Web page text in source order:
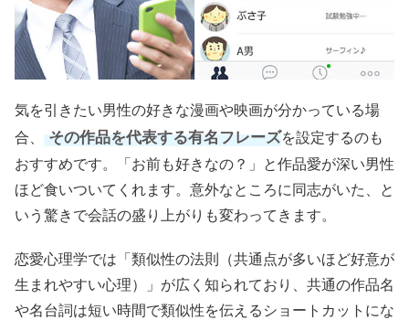
気を引きたい男性の好きな漫画や映画が分かっている場
合、
その作品を代表する有名フレーズを設定するのも
おすすめです。「お前も好きなの？」と作品愛が深い男性
ほど食いついてくれます。意外なところに同志がいた、と
いう驚きで会話の盛り上がりも変わってきます。
恋愛心理学では「類似性の法則（共通点が多いほど好意が
生まれやすい心理）」が広く知られており、共通の作品名
や名台詞は短い時間で類似性を伝えるショートカットにな